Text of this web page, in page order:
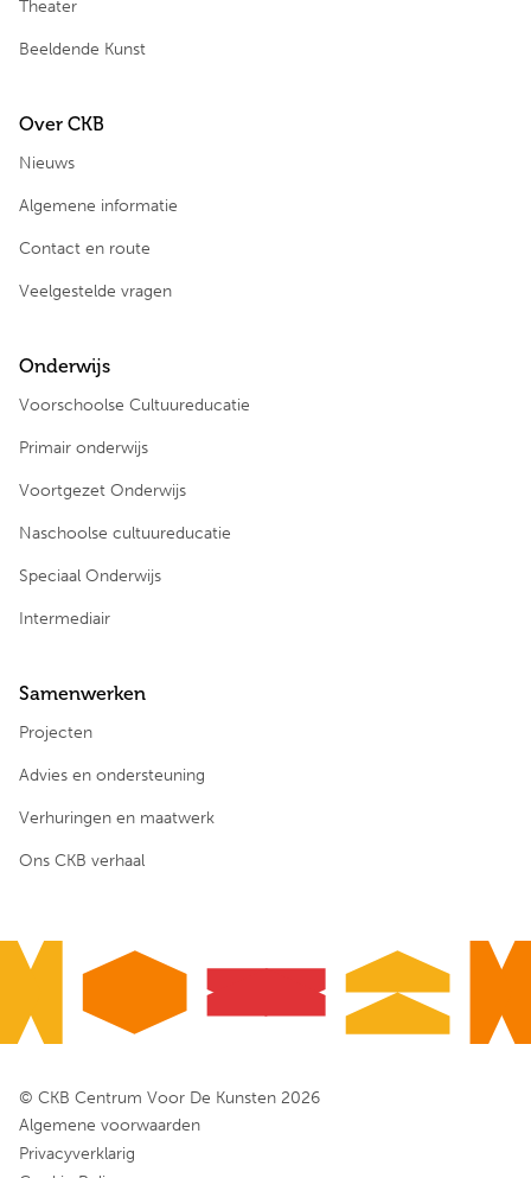
Theater
Beeldende Kunst
Over CKB
Nieuws
Algemene informatie
Contact en route
Veelgestelde vragen
Onderwijs
Voorschoolse Cultuureducatie
Primair onderwijs
Voortgezet Onderwijs
Naschoolse cultuureducatie
Speciaal Onderwijs
Intermediair
Samenwerken
Projecten
Advies en ondersteuning
Verhuringen en maatwerk
Ons CKB verhaal
© CKB Centrum Voor De Kunsten 2026
Algemene voorwaarden
Privacyverklarig